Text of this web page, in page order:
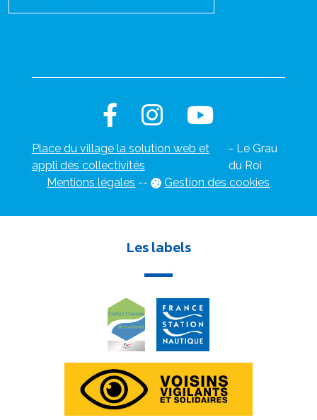
Place du village la solution web et
appli des collectivités
- Le Grau
du Roi
Mentions légales -- Gestion des cookies
Les labels